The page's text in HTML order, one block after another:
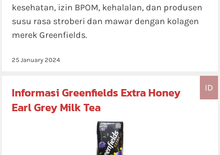
kesehatan, izin BPOM, kehalalan, dan produsen
susu rasa stroberi dan mawar dengan kolagen
merek Greenfields.
25 January 2024
ID
Informasi Greenfields Extra Honey
Earl Grey Milk Tea